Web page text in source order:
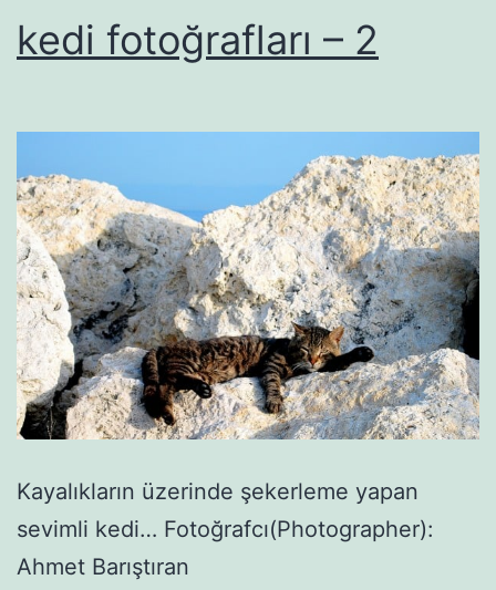
kedi fotoğrafları – 2
Kayalıkların üzerinde şekerleme yapan
sevimli kedi… Fotoğrafcı(Photographer):
Ahmet Barıştıran